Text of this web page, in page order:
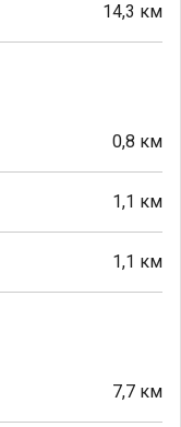
14,3 км
0,8 км
1,1 км
1,1 км
7,7 км